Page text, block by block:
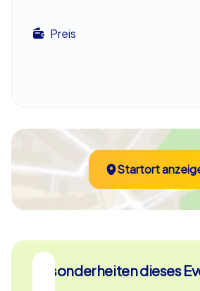
Der krönende Abschluss
das beste Team gekürt wird. Doch
Ergebnis haben Sie alle gewonnen:
spannende Erlebnisse und vor allem
Gemeinschaftsgefühl. Ein
Karlsruhe wird so zu einem
ist die perfekte Möglichkeit, die
besondere Weise zu entdecken und
zusammenzuwachsen.
Preis
Startort
Besonderheiten dieses